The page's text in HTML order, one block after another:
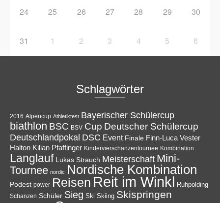
24 25 26 27 28 29 30
31 1 2 3 4 5 6
Schlagwörter
2016 Alpencup Athletiktest Bayerischer Schülercup
biathlon BSC BSV Cup Deutscher Schülercup
Deutschlandpokal DSC Event Finale Finn-Luca Vester
Halton Kilian Pfaffinger Kindervierschanzentournee Kombination
Langlauf Lukas Strauch Meisterschaft Mini-
Tournee nordic Nordische Kombination
Podest power Reisen Reit im Winkl Ruhpolding
Schanzen Schüler Sieg Ski Skiing Skispringen